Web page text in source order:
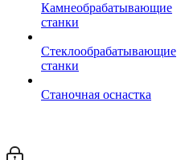
Камнеобрабатывающие
станки
Стеклообрабатывающие
станки
Станочная оснастка